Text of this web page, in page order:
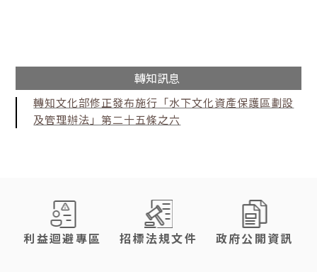
轉知訊息
轉知文化部修正發布施行「水下文化資產保護區劃設
及管理辦法」第二十五條之六
利益迴避專區 招標法規文件 政府公開資訊